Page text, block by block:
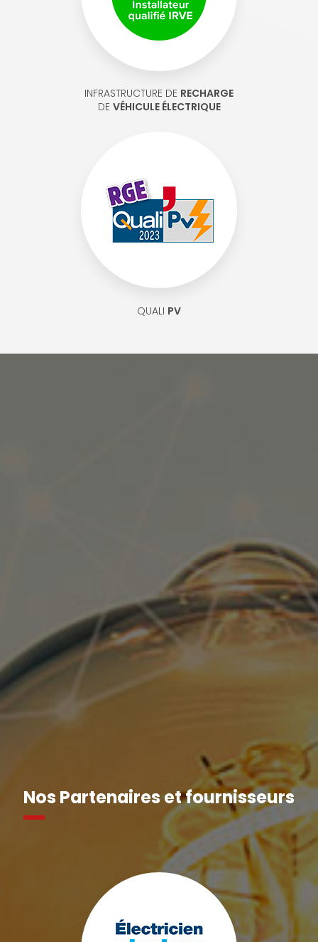
INFRASTRUCTURE DE RECHARGE
DE VÉHICULE ÉLECTRIQUE
QUALI PV
Nos Partenaires et fournisseurs